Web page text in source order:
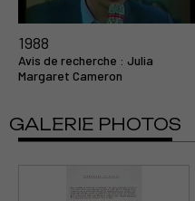
1988
Avis de recherche : Julia
Margaret Cameron
GALERIE PHOTOS